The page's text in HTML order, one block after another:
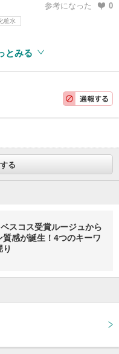
参考になった 0
粧水
とみる
る
スコス受賞ルージュから
質感が誕生！4つのキーワ